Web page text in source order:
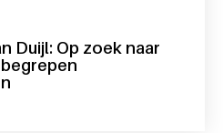
Duijl: Op zoek naar
beurs tirsa van duijl: op zoek